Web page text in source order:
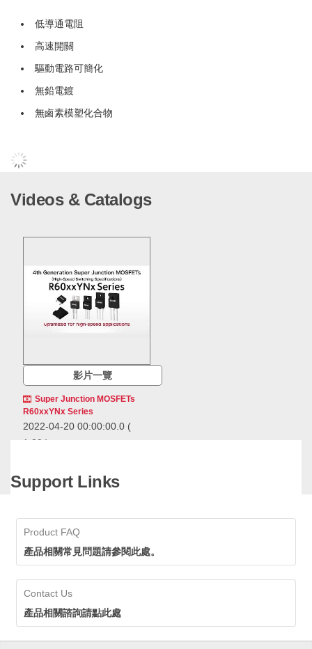
低導通電阻
高速開關
驅動電路可簡化
無鉛電鍍
無鹵素模塑化合物
Videos & Catalogs
影片一覽
Super Junction MOSFETs
R60xxYNx Series
2022-04-20 00:00:00.0 (
1:20 )
generation super junction
generation super junction
MOSFETs.
Super Junction
Support Links
Product FAQ
產品相關常見問題請參閱此處。
Contact Us
產品相關諮詢請點此處